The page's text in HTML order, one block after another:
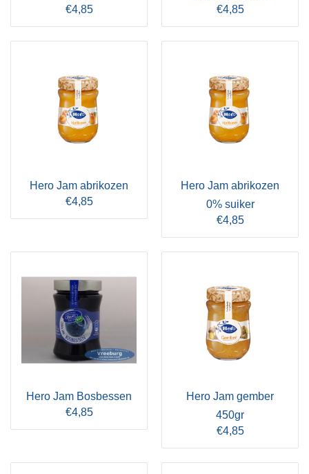
€4,85
€4,85
Hero Jam abrikozen
€4,85
Hero Jam abrikozen
0% suiker
€4,85
Hero Jam Bosbessen
€4,85
Hero Jam gember
450gr
€4,85